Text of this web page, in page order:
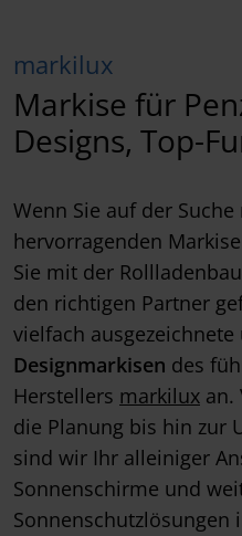
markilux
Markise für
Designs, Top-
Wenn Sie auf der
hervorragenden
Sie mit der
den richtigen Partner
vielfach ausgezeichnete
Designmarkisen des
Herstellers markilux an.
die Planung bis hin zur
sind wir Ihr alleiniger
Sonnenschirme und